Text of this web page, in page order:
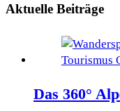
Aktuelle Beiträge
Das 360°